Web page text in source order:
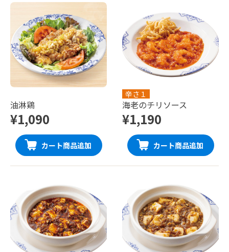
油淋鶏
¥1,090
カート商品追加
辛さ１
海老のチリソース
¥1,190
カート商品追加